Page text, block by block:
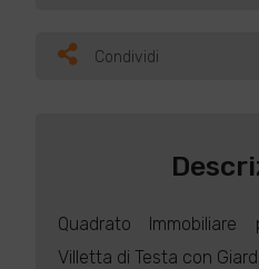
Condividi
Quadrato
Villetta di Testa con